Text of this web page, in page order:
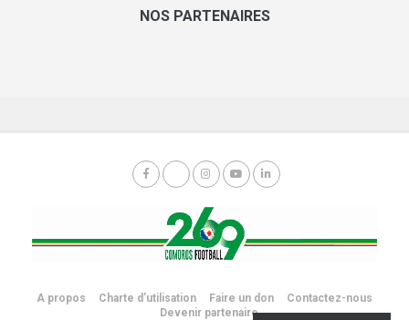
NOS PARTENAIRES
A propos Charte d’utilisation Faire un don
Contactez-nous
Devenir partenaire